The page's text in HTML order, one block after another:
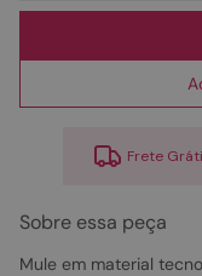
Frete
Sobre essa peça
Mule em material